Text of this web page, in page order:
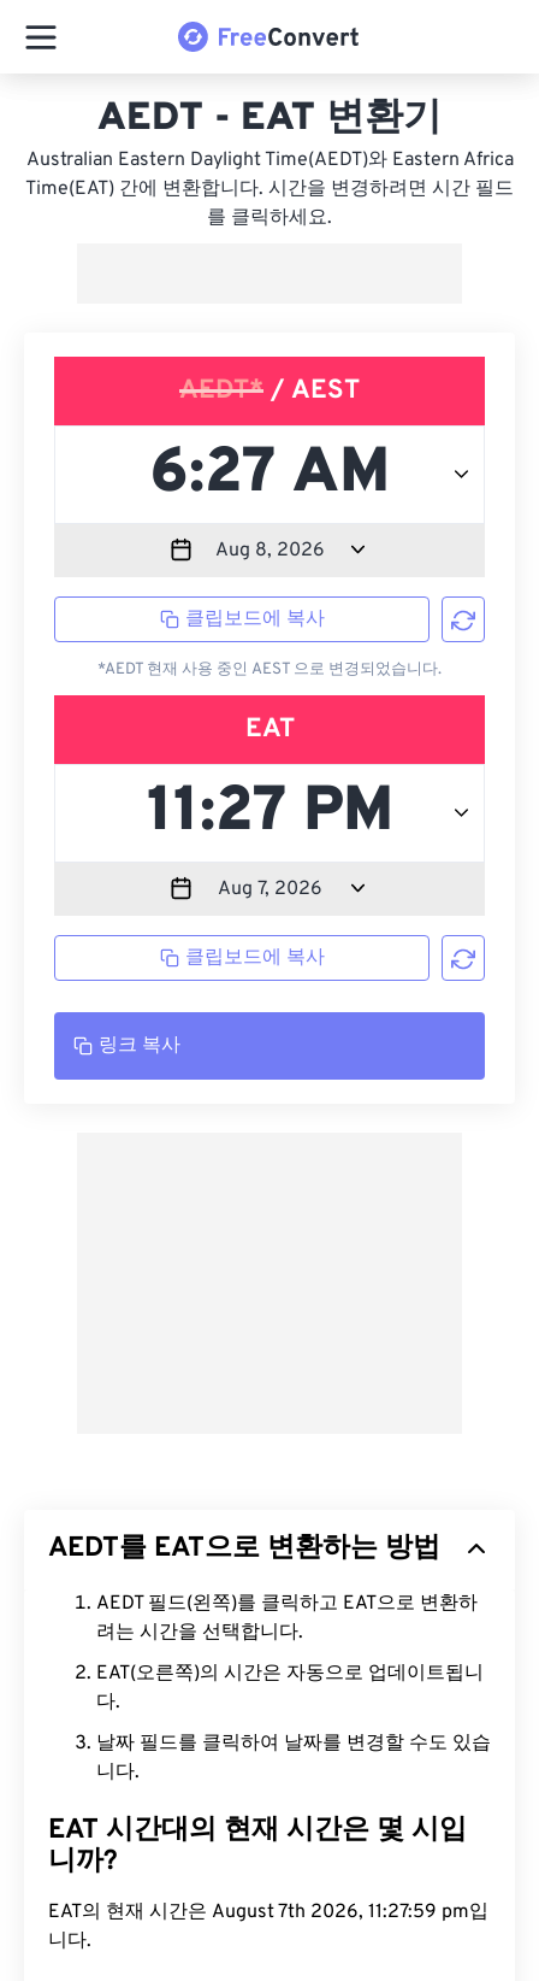
AEDT - EAT 변환기
Australian Eastern Daylight Time(AEDT)와 Eastern Africa
Time(EAT) 간에 변환합니다. 시간을 변경하려면 시간 필드
를 클릭하세요.
AEDT* / AEST
클립보드에 복사
*AEDT 현재 사용 중인 AEST 으로 변경되었습니다.
EAT
클립보드에 복사
링크 복사
AEDT를 EAT으로 변환하는 방법
AEDT 필드(왼쪽)를 클릭하고 EAT으로 변환하
려는 시간을 선택합니다.
EAT(오른쪽)의 시간은 자동으로 업데이트됩니
다.
날짜 필드를 클릭하여 날짜를 변경할 수도 있습
니다.
EAT 시간대의 현재 시간은 몇 시입
니까?
EAT의 현재 시간은 August 7th 2026, 11:28:00 pm
입니다.